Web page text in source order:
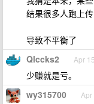
结果很多人跑上
导致不平衡了
Qlccks2 Apr
少赚就是亏。
wy315700